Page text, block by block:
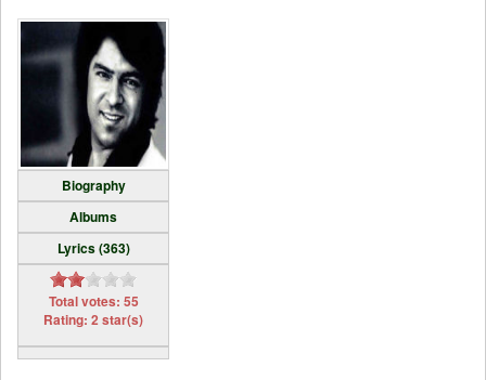
Biography
Albums
Lyrics (363)
Total votes: 55
Rating: 2 star(s)